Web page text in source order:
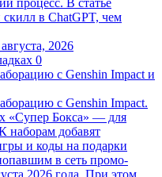
процесс. В статье
скилл в ChatGPT, чем
2026
0
с Genshin Impact и
с Genshin Impact.
«Супер Бокса» — для
наборам добавят
и коды на подарки
в сеть промо-